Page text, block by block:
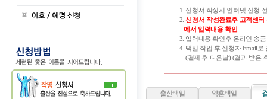
1. 신청서 작성시 인터넷 신청
2.신청서 작성완료후 고객센터
에서 입력내용 확인
3. 입력내용 확인후 온라인 송금
4. 택일 작업 후 신청자 Email로
(결제 후 다음날) (결과 받은